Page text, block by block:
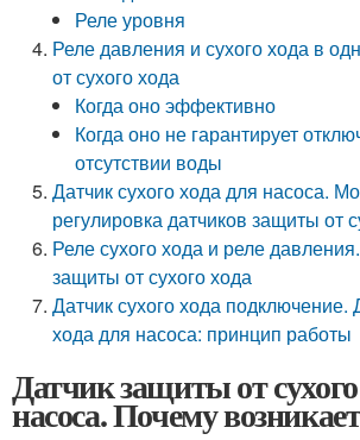
Реле уровня
Реле давления и сухого хода в
от сухого хода
Когда оно эффективно
Когда оно не гарантирует
отсутствии воды
Датчик сухого хода для насоса.
регулировка датчиков защиты от
Реле сухого хода и реле
защиты от сухого хода
Датчик сухого хода подключение.
хода для насоса: принцип работы
Датчик защиты от
насоса. Почему